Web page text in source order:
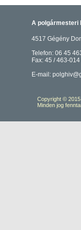
A polgármesteri
4517 Gégény
Telefon: 06 45
Fax: 45 / 463-014
E-mail:
Copyright ©
Minden jog